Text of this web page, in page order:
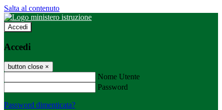
Salta al contenuto
Accedi
Accedi
button close ×
Nome Utente
Password
Password dimenticata?